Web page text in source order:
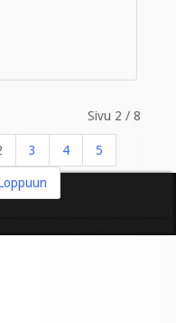
Sivu 2 / 8
3 4 5